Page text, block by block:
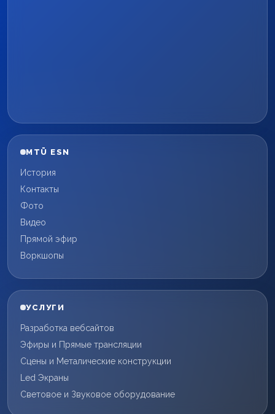
MTÜ ESN
История
Контакты
Фото
Видео
Прямой эфир
Воркшопы
УСЛУГИ
Разработка вебсайтов
Эфиры и Прямые трансляции
Сцены и Металические конструкции
Led Экраны
Световое и Звуковое оборудование